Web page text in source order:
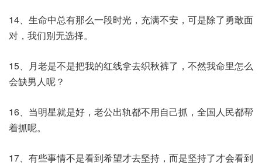
14、生命中总有那么一段时光，充满不安，可是除了勇敢面
对，我们别无选择。
15、月老是不是把我的红线拿去织秋裤了，不然我命里怎么
会缺男人呢？
16、当明星就是好，老公出轨都不用自己抓，全国人民都帮
着抓呢。
17、有些事情不是看到希望才去坚持，而是坚持了才会看到